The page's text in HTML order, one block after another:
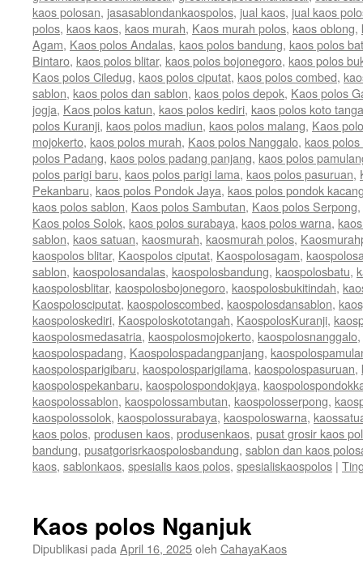
kaos polosan, jasasablondankaospolos, jual kaos, jual kaos
polos, kaos kaos, kaos murah, Kaos murah polos, kaos oblong,
Agam, Kaos polos Andalas, kaos polos bandung, kaos polos
Bintaro, kaos polos blitar, kaos polos bojonegoro, kaos polos
Kaos polos Ciledug, kaos polos ciputat, kaos polos combed,
sablon, kaos polos dan sablon, kaos polos depok, Kaos polos
jogja, Kaos polos katun, kaos polos kediri, kaos polos koto
polos Kuranji, kaos polos madiun, kaos polos malang, Kaos
mojokerto, kaos polos murah, Kaos polos Nanggalo, kaos
polos Padang, kaos polos padang panjang, kaos polos
polos parigi baru, kaos polos parigi lama, kaos polos pasuruan,
Pekanbaru, kaos polos Pondok Jaya, kaos polos pondok
kaos polos sablon, Kaos polos Sambutan, Kaos polos Serpong,
Kaos polos Solok, kaos polos surabaya, kaos polos warna,
sablon, kaos satuan, kaosmurah, kaosmurah polos,
kaospolos blitar, Kaospolos ciputat, Kaospolosagam,
sablon, kaospolosandalas, kaospolosbandung, kaospolosbatu,
kaospolosblitar, kaospolosbojonegoro, kaospolosbukitindah,
Kaospolosciputat, kaospoloscombed, kaospolosdansablon,
kaospoloskediri, Kaospoloskototangah, KaospolosKuranji,
kaospolosmedasatria, kaospolosmojokerto, kaospolosnanggalo,
kaospolospadang, Kaospolospadangpanjang,
kaospolosparigibaru, kaospolosparigilama, kaospolospasuruan,
kaospolospekanbaru, kaospolospondokjaya,
kaospolossablon, kaospolossambutan, kaospolosserpong,
kaospolossolok, kaospolossurabaya, kaospoloswarna,
kaos polos, produsen kaos, produsenkaos, pusat grosir kaos
bandung, pusatgorisrkaospolosbandung, sablon dan kaos
kaos, sablonkaos, spesialis kaos polos, spesialiskaospolos |
Kaos polos Nganjuk
Dipublikasi pada April 16, 2025oleh CahayaKaos